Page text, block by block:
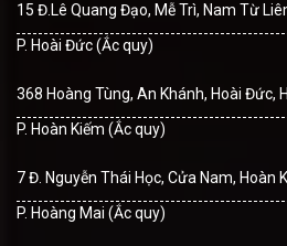
15 Đ.Lê Quang Đạo, Mễ Trì, Nam Từ
P. Hoài Đức (Ắc quy)
368 Hoàng Tùng, An Khánh, Hoài Đức,
P. Hoàn Kiếm (Ắc quy)
7 Đ. Nguyễn Thái Học, Cửa Nam, Hoàn
P. Hoàng Mai (Ắc quy)